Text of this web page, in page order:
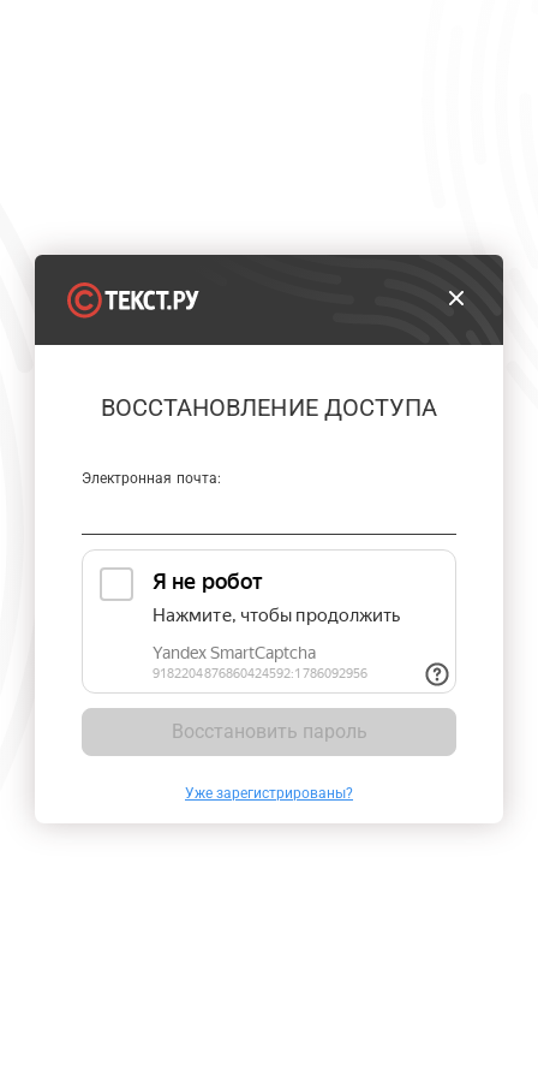
ВОССТАНОВЛЕНИЕ ДОСТУПА
Электронная почта:
Восстановить пароль
Уже зарегистрированы?